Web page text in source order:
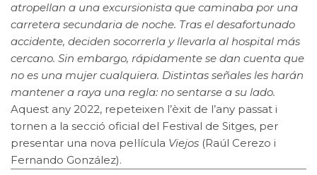
atropellan a una excursionista que caminaba por una
carretera secundaria de noche. Tras el desafortunado
accidente, deciden socorrerla y llevarla al hospital más
cercano. Sin embargo, rápidamente se dan cuenta que
no es una mujer cualquiera. Distintas señales les harán
mantener a raya una regla: no sentarse a su lado.
Aquest any 2022, repeteixen l’èxit de l’any passat i
tornen a la secció oficial del Festival de Sitges, per
presentar una nova pel·lícula Viejos (Raúl Cerezo i
Fernando González).